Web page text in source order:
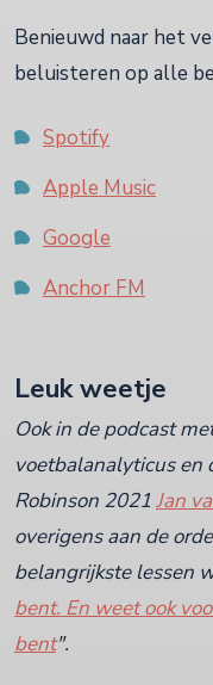
Benieuwd naar het
beluisteren op alle
Spotify
Apple Music
Google
Anchor FM
Leuk weetje
Ook in de podcast
voetbalanalyticus en
Robinson 2021 Jan
overigens aan de
belangrijkste lessen
bent. En weet ook
bent".